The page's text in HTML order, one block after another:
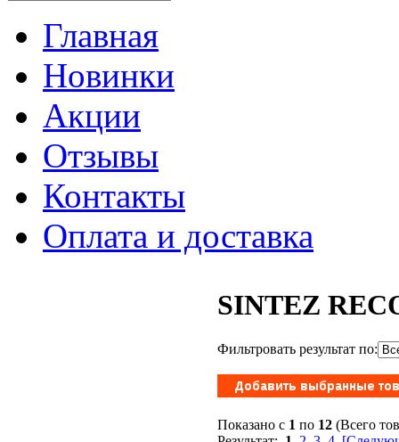
Главная
Новинки
Акции
Отзывы
Контакты
Оплата и доставка
SINTEZ
Фильтровать результат по:
Показано с 1 по 12 (Всего